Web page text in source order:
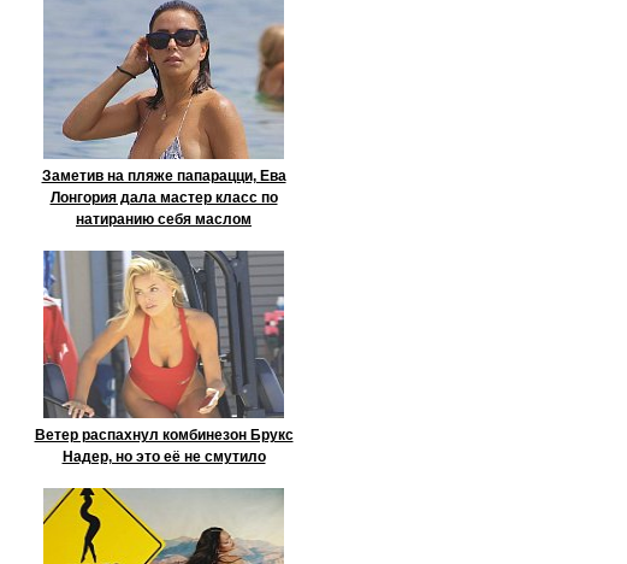
Заметив на пляже папарацци, Ева
Лонгория дала мастер класс по
натиранию себя маслом
Ветер распахнул комбинезон Брукс
Надер, но это её не смутило